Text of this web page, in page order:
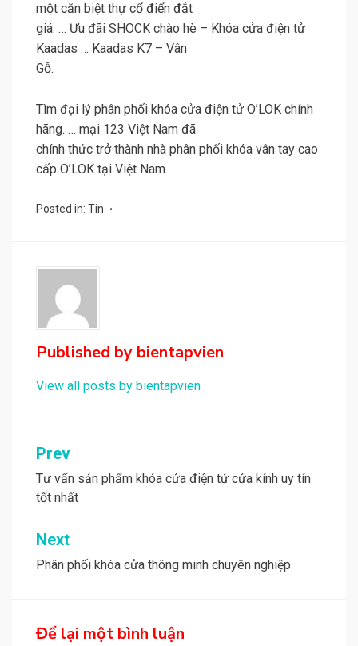
một căn biệt thự cổ điển đắt
giá. … Ưu đãi SHOCK chào hè – Khóa cửa điện tử
Kaadas … Kaadas K7 – Vân
Gỗ.
Tìm đại lý phân phối khóa cửa điện tử O’LOK chính
hãng. … mại 123 Việt Nam đã
chính thức trở thành nhà phân phối khóa vân tay cao
cấp O’LOK tại Việt Nam.
Posted in: Tin
Published by bientapvien
View all posts by bientapvien
Điều
hướng
bài
viết
Prev
Tư vấn sản phẩm khóa cửa điện tử cửa kính uy tín
tốt nhất
Next
Phân phối khóa cửa thông minh chuyên nghiệp
Để lại một bình luận